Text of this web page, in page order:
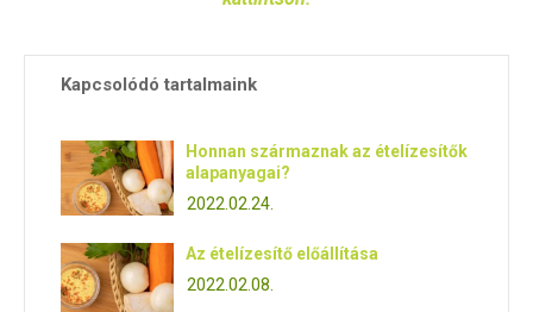
Kapcsolódó tartalmaink
Honnan származnak az ételízesítők
alapanyagai?
2022.02.24.
Az ételízesítő előállítása
2022.02.08.